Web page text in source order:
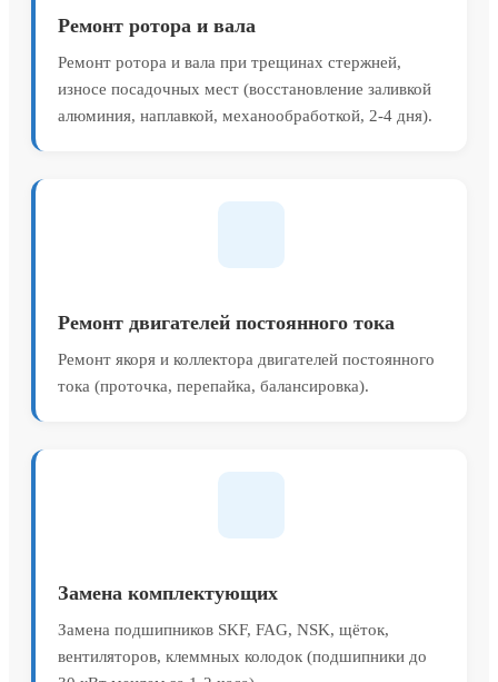
Ремонт ротора и вала
Ремонт ротора и вала при трещинах стержней,
износе посадочных мест (восстановление заливкой
алюминия, наплавкой, механообработкой, 2-4 дня).
Ремонт двигателей постоянного тока
Ремонт якоря и коллектора двигателей постоянного
тока (проточка, перепайка, балансировка).
Замена комплектующих
Замена подшипников SKF, FAG, NSK, щёток,
вентиляторов, клеммных колодок (подшипники до